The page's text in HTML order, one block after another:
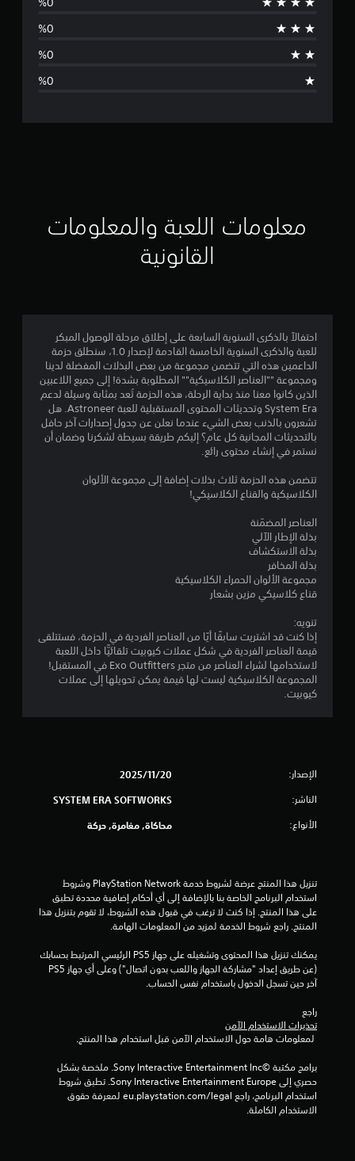
ق
م
معلومات اللعبة والمعلومات
القانونية
احتفالاً بالذكرى السنوية السابعة على إطلاق مرحلة الوصول المبكر
للعبة والذكرى السنوية الخامسة القادمة لإصدار 1.0، سنطلق حزمة
الداعمين هذه التي تتضمن مجموعة من بعض البذلات المفضلة لدينا
ومجموعة ""العناصر الكلاسيكية"" المطلوبة بشدة! إلى جميع اللاعبين
الذين كانوا معنا منذ بداية الرحلة، هذه الحزمة تُعد بمثابة وسيلة لدعم
System Era وتحديثات المحتوى المستقبلية للعبة Astroneer. هل
تشعرون بالذنب بعض الشيء عندما نعلن عن جدول إصدارات آخر حافل
بالتحديثات المجانية كل عام؟ إليكم طريقة بسيطة لشكرنا وضمان أن
نستمر في إنشاء محتوى رائع.
تتضمن هذه الحزمة ثلاث بذلات إضافة إلى مجموعة الألوان
الكلاسيكية والقناع الكلاسيكي!
العناصر المضمّنة
بذلة الإطار الآلي
بذلة الاستكشاف
بذلة المخافر
مجموعة الألوان الحمراء الكلاسيكية
قناع كلاسيكي مزين بشعار
تنويه:
إذا كنت قد اشتريت سابقًا أيًا من العناصر الفردية في الحزمة، فستتلقى
قيمة العناصر الفردية في شكل عملات كيوبيت تلقائيًّا داخل اللعبة
لاستخدامها لشراء العناصر من متجر Exo Outfitters في المستقبل!
المجموعة الكلاسيكية ليست لها قيمة يمكن تحويلها إلى عملات
كيوبيت.
الإصدار: 20‏/11‏/2025
الناشر: SYSTEM ERA SOFTWORKS
الأنواع: محاكاة, مغامرة, حركة
المنتج. راجع شروط الخدمة لمزيد من المعلومات الهامة.
آخر حين تسجل الدخول باستخدام نفس الحساب.
راجع
تحذيرات الاستخدام الآمن
الاستخدام الكاملة.